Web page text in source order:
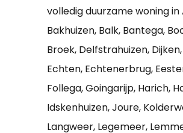
volledig duurzame woning in
Bakhuizen, Balk, Bantega,
Broek, Delfstrahuizen,
Echten, Echtenerbrug,
Follega, Goingarijp, Harich,
Idskenhuizen, Joure,
Langweer, Legemeer,